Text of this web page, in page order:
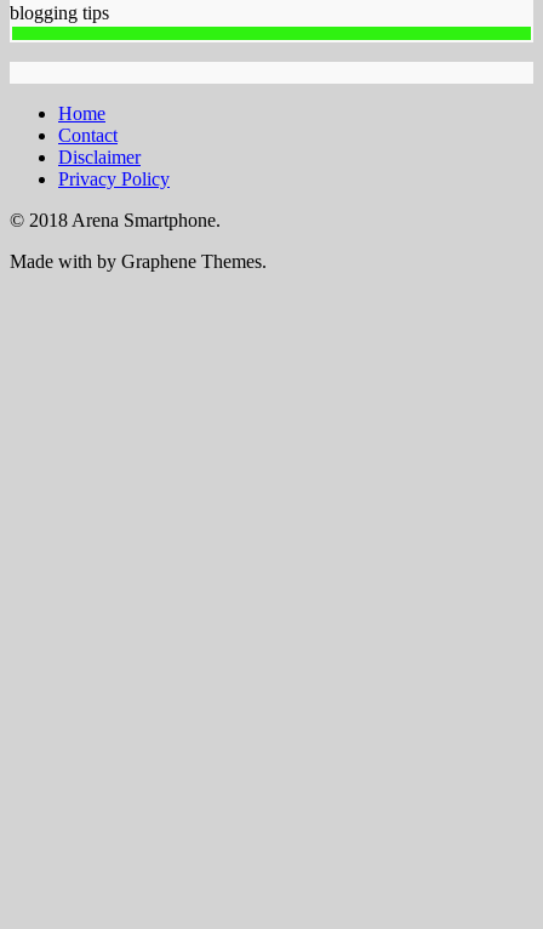
blogging tips
Home
Contact
Disclaimer
Privacy Policy
© 2018 Arena Smartphone.
Made with by Graphene Themes.